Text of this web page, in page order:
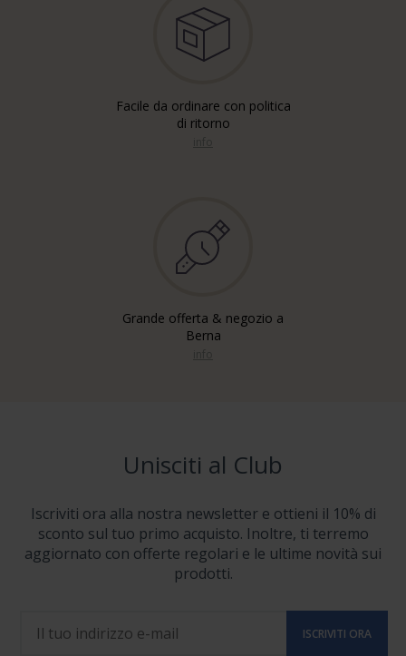
Facile da ordinare con politica
di ritorno
Grande offerta & negozio a
Berna
Unisciti al Club
Iscriviti ora alla nostra newsletter e ottieni il 10% di
sconto sul tuo primo acquisto. Inoltre, ti terremo
aggiornato con offerte regolari e le ultime novità sui
prodotti.